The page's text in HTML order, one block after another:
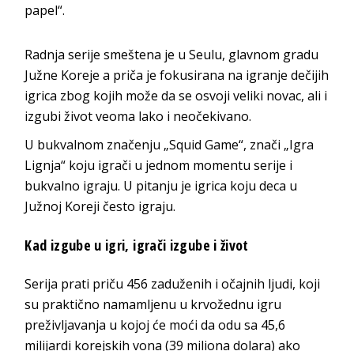
papel“.
Radnja serije smeštena je u Seulu, glavnom gradu
Južne Koreje a priča je fokusirana na igranje dečijih
igrica zbog kojih može da se osvoji veliki novac, ali i
izgubi život veoma lako i neočekivano.
U bukvalnom značenju „Squid Game“, znači „Igra
Lignja“ koju igrači u jednom momentu serije i
bukvalno igraju. U pitanju je igrica koju deca u
Južnoj Koreji često igraju.
Kad izgube u igri, igrači izgube i život
Serija prati priču 456 zaduženih i očajnih ljudi, koji
su praktično namamljenu u krvožednu igru
preživljavanja u kojoj će moći da odu sa 45,6
milijardi korejskih vona (39 miliona dolara) ako